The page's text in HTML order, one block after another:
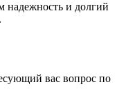
надежность и долгий
вас вопрос по